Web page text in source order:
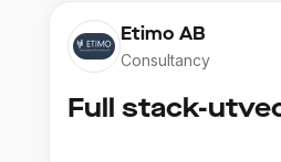
Etimo AB
Consultancy
Full stack-